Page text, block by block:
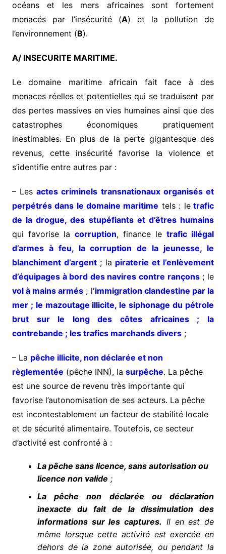
océans et les mers africaines sont fortement
menacés par l’insécurité (A) et la pollution de
l’environnement (B).
A/ INSECURITE MARITIME.
Le domaine maritime africain fait face à des
menaces réelles et potentielles qui se traduisent par
des pertes massives en vies humaines ainsi que des
catastrophes économiques pratiquement
inestimables. En plus de la perte gigantesque des
revenus, cette insécurité favorise la violence et
s’identifie entre autres par :
– Lesactes criminels transnationaux organisés et
perpétrés dans le domaine maritime tels : letrafic
de la drogue, des stupéfiants et d’êtres humains
qui favorise la corruption, finance letrafic illégal
d’armes à feu, la corruption de la jeunesse, le
blanchiment d’argent ; la piraterie et l’enlèvement
d’équipages à bord des navires contre rançons; le
vol à mains armés ; l’immigration clandestine par la
mer ; le mazoutage illicite, le siphonage du pétrole
brut sur le long des côtes africaines ; la
contrebande ; les trafics marchands divers;
– La pêche illicite, non déclarée et non
règlementée (pêche INN), la surpêche. La pêche
est une source de revenu très importante qui
favorise l’autonomisation de ses acteurs. La pêche
est incontestablement un facteur de stabilité locale
et de sécurité alimentaire. Toutefois, ce secteur
d’activité est confronté à :
La pêche sans licence, sans autorisation ou
licence non valide ;
La pêche non déclarée ou déclaration
inexacte du fait de la dissimulation des
informations sur les captures. Il en est de
même lorsque cette activité est exercée en
dehors de la zone autorisée, ou pendant la